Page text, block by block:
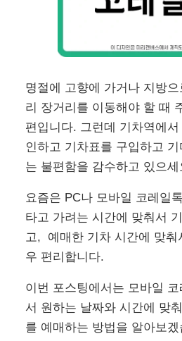
명절에 고향에 가거나 지방
리 장거리를 이동해야 할 때
편입니다. 그런데 기차역에
인하고 기차표를 구입하고
는 불편함을 감수하고 있으세
요즘은 PC나 모바일 코레일
타고 가려는 시간에 맞춰서
고, 예매한 기차 시간에 맞춰
우 편리합니다.
이번 포스팅에서는 모바일
서 원하는 날짜와 시간에 맞
를 예매하는 방법을 알아보겠